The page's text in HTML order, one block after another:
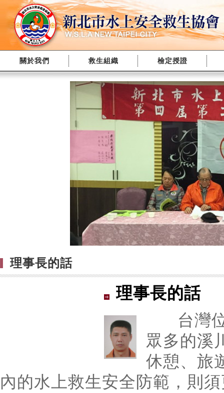
關於我們 救生組織 檢定授證
理事長的話
理事長的話
台灣位
眾多的溪
休憩、旅
內的水上救生安全防範，則